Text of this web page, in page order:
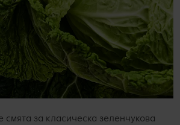
смята за класическа зеленчукова